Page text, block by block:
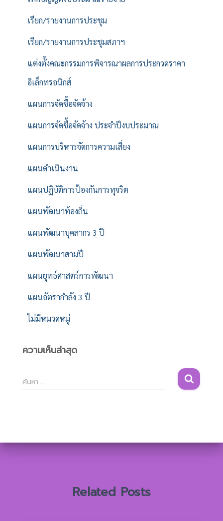
เรียก/รายงานการประชุม
เรียก/รายงานการประชุมสภาฯ
แต่งตั้งคณะกรรมการพิจารณาผลการประกวดราคา
อิเล็กทรอนิกส์
แผนการจัดซื้อจัดจ้าง
แผนการจัดซื้อจัดจ้าง ประจำปีงบประมาณ
แผนการบริหารจัดการความเสี่ยง
แผนดำเนินงาน
แผนปฏิบัติการป้องกันการทุจริต
แผนพัฒนาท้องถิ่น
แผนพัฒนาบุคลากร 3 ปี
แผนพัฒนาสามปี
แผนยุทธ์ศาสตร์การพัฒนา
แผนอัตรากำลัง 3 ปี
ไม่มีหมวดหมู่
ความเห็นล่าสุด
ค้
น
ห
ค้นหา …
Related Posts